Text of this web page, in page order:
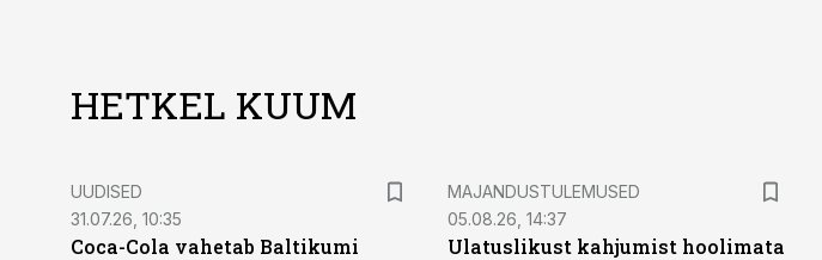
HETKEL KUUM
UUDISED
31.07.26, 10:35
Coca-Cola vahetab Baltikumi
MAJANDUSTULEMUSED
05.08.26, 14:37
Ulatuslikust kahjumist hoolimata